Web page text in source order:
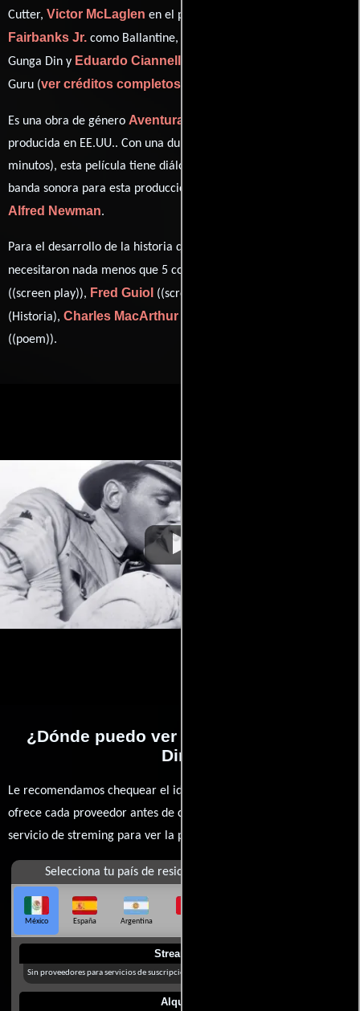
Cutter, Victor McLaglen en el papel de MacChesney,
Fairbanks Jr. como Ballantine,
Gunga Din y Eduardo Ciannelli
Guru (ver créditos completos
Es una obra de género Aventura
producida en EE.UU.. Con una duración de 01 hr 57 min (117
minutos), esta película tiene diálogos originales en
banda sonora para esta producción ha sido compuesta por
Alfred Newman.
Para el desarrollo de la historia que cuenta esta obra, se
necesitaron nada menos que 5 colaboraciones.
((screen play)), Fred Guiol ((screen play)),
(Historia), Charles MacArthur
((poem)).
¿Dónde puedo ver la películas Gunga
Din?
Le recomendamos chequear el idioma, doblaje o subtítulos que
ofrece cada proveedor antes de comprar, alquilar o contratar un
servicio de streming para ver la películas.
Selecciona tu país de residencia
México España Argentina
Streaming
Sin proveedores para servicios de suscripción en México
Alquilar